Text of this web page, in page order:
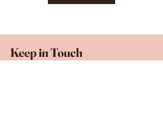
Keep in Touch